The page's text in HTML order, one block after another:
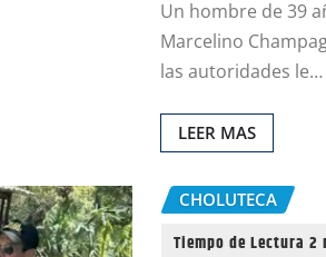
Un hombre de 39
Marcelino
las autoridades le…
LEER MAS
CHOLUTECA